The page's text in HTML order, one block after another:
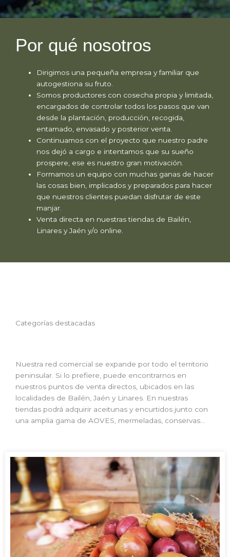
Por qué nosotros
Dirigimos una pequeña empresa y familiar que
autogestiona su fruto.
Somos productores con cosecha propia y limitada,
encargados de controlar todos los pasos que van
desde la plantación, producción, recogida,
entamado, envasado y posterior venta.
Continuamos con el proyecto que nuestro padre
nos dejó a cargo e intentamos que su sueño
prospere, ese es nuestro gran motivación.
Formamos un equipo con muchas ganas de hacer
las cosas bien, implicados y preparados para hacer
que nuestros clientes puedan disfrutar de este
manjar.
Venta directa en nuestras tiendas de Bailén,
Linares y Jaén y/o online.
Categorías destacadas
Nuestra red comercial se expande por todo el territorio
peninsular. Si lo prefiere, puede encontrarnos en
nuestros puntos de venta directos, ubicados en las
localidades de Bailén, Jaén y Linares. En nuestras
tiendas podrá adquirir aceitunas y encurtidos junto con
una amplia gama de AOVES, mermeladas, conservas…